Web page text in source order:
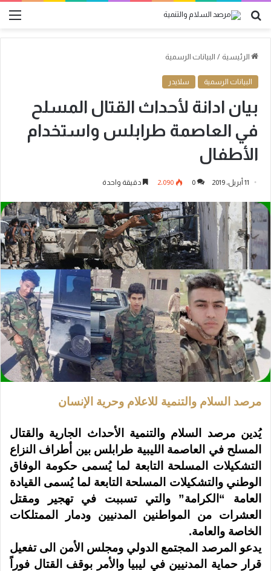
بحث
الرئيسية / البيانات الرسمية
البيانات الرسمية سلايدر
بيان ادانة لأحداث القتال المسلح
في العاصمة طرابلس واستخدام
الأطفال
11 أبريل، 2019 0 2٬090 دقيقة واحدة
مرصد السلام والتنمية للاعلام وحرية الإنسان
يُدين مرصد السلام والتنمية الأحداث الجارية والقتال
المسلح في العاصمة الليبية طرابلس بين أطراف النزاع
التشكيلات المسلحة التابعة لما يُسمى حكومة الوفاق
الوطني والتشكيلات المسلحة التابعة لما يُسمى القيادة
العامة “الكرامة” والتي تسببت في تهجير ومقتل
العشرات من المواطنين المدنيين ودمار الممتلكات
الخاصة والعامة.
يدعو المرصد المجتمع الدولي ومجلس الأمن الى تفعيل
قرار حماية المدنيين في ليبيا والأمر بوقف القتال فوراً